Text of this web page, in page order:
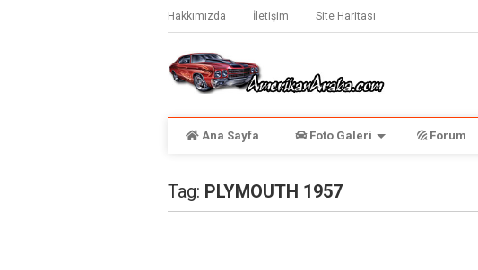
Hakkımızda İletişim Site Haritası
Ana Sayfa Foto Galeri Forum
Tag: PLYMOUTH 1957